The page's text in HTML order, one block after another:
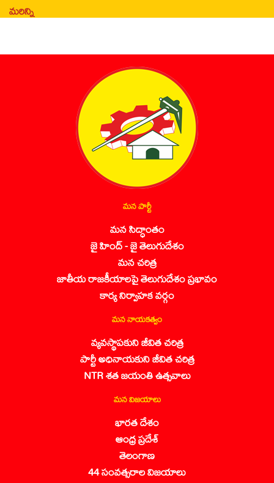
మరిన్ని
మన పార్టీ
మన సిద్ధాంతం
జై హింద్ - జై తెలుగుదేశం
మన చరిత్ర
జాతీయ రాజకీయాలపై తెలుగుదేశం ప్రభావం
కార్య నిర్వాహక వర్గం
మన నాయకత్వం
వ్యవస్థాపకుని జీవిత చరిత్ర
పార్టీ అధినాయకుని జీవిత చరిత్ర
NTR శత జయంతి ఉత్సవాలు
మన విజయాలు
భారత దేశం
ఆంధ్ర ప్రదేశ్
తెలంగాణ
44 సంవత్సరాల విజయాలు